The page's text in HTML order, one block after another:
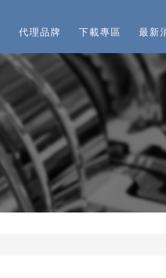
代理品牌 下載專區 最新